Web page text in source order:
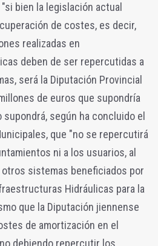
bien la legislación actual
de costes, es decir,
realizadas en
deben de ser repercutidas a
será la Diputación Provincial
de euros que supondría
según ha concluido el
que "no se repercutirá
ni a los usuarios, al
sistemas beneficiados por
Hidráulicas para la
que la Diputación jiennense
de amortización en el